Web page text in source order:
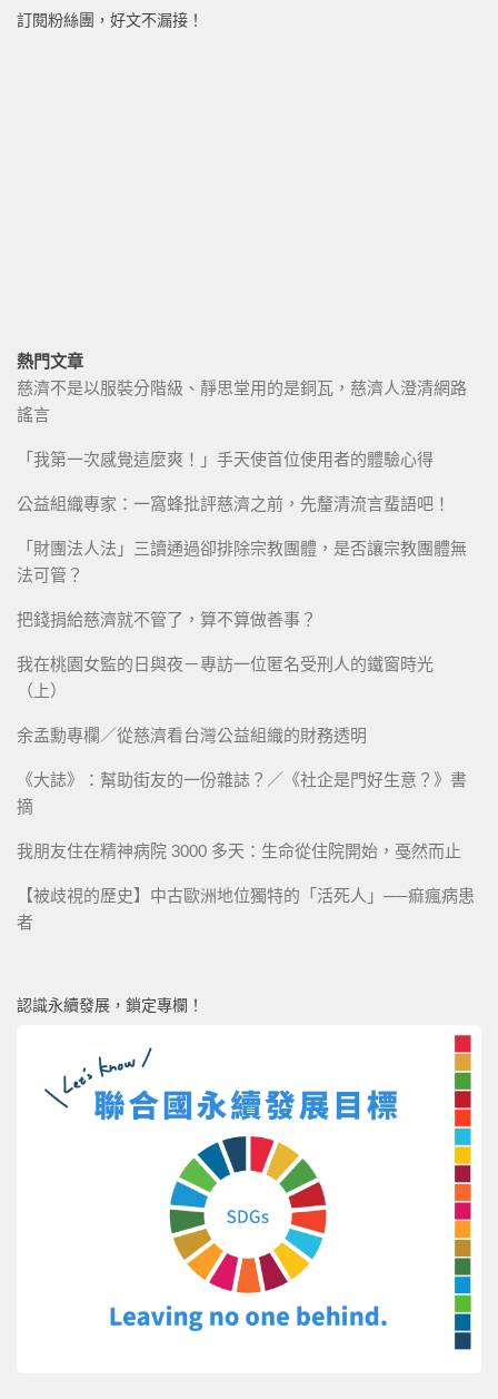
訂閱粉絲團，好文不漏接！
熱門文章
慈濟不是以服裝分階級、靜思堂用的是銅瓦，慈濟人澄清網路
謠言
「我第一次感覺這麼爽！」手天使首位使用者的體驗心得
公益組織專家：一窩蜂批評慈濟之前，先釐清流言蜚語吧！
「財團法人法」三讀通過卻排除宗教團體，是否讓宗教團體無
法可管？
把錢捐給慈濟就不管了，算不算做善事？
我在桃園女監的日與夜－專訪一位匿名受刑人的鐵窗時光
（上）
余孟勳專欄／從慈濟看台灣公益組織的財務透明
《大誌》：幫助街友的一份雜誌？／《社企是門好生意？》書
摘
我朋友住在精神病院 3000 多天：生命從住院開始，戞然而止
【被歧視的歷史】中古歐洲地位獨特的「活死人」──痲瘋病患
者
認識永續發展，鎖定專欄！